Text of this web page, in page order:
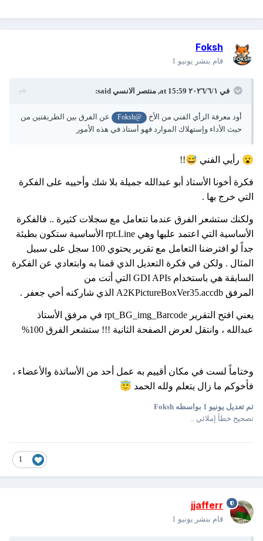
Foksh
قام بنشر يونيو 1
في ١‏/٦‏/٢٠٢٦ at 15:59, منتصر الانسي said:
أود معرفة الرأي الفني من الأخ @Foksh
عن الفرق بين الطريقتين من
حيث الأداء وإستهلاك الموارد فهو أستاذ في هذه الأمور
😮رأيي الفني 😅
!!
فكرة أخونا الأستاذ أبو عبدالله جميلة بلا شك وأحييه على الفكرة
التي خرج بها .
ولكنك ستشعر الفرق عندما تتعامل مع سجلات كثيرة .. فالفكرة
الأساسية التي اعتمد عليها وهي rpt.Line الأساسية ستكون بطيئة
جداً لو افترضنا التعامل مع تقرير يحتوي 100 سجل على سبيل
المثال . ولكن في فكرة التعديل الذي قمنا به وابتعادي عن الفكرة
السابقة هي باستخدام GDI APIs التي أتت من
المرفق A2KPictureBoxVer35.accdb الذي شاركنه أخي جعفر .
يعني افتح التقرير rpt_BG_img_Barcode في مرفق الأستاذ
عبدالله ، وانتقل لعرض الصفحة الثانية !!! ستشعر الفرق 100%
وختاماً لست في مكان أقييم به عمل أحد من الأساتذة والأعضاء ،
فأخوكم ما زال يتعلم ولله الحمد 😇
تم تعديل يونيو 1 بواسطه Foksh
تصحيح خطأ إملائي ..
jjafferr
قام بنشر يونيو 1